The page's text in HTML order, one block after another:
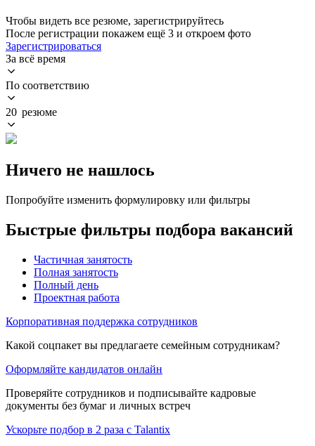
Чтобы видеть все резюме, зарегистрируйтесь
После регистрации покажем ещё 3 и откроем фото
Зарегистрироваться
За всё время
По соответствию
20 резюме
Ничего не нашлось
Попробуйте изменить формулировку или фильтры
Быстрые фильтры подбора вакансий
Частичная занятость
Полная занятость
Полный день
Проектная работа
Корпоративная поддержка сотрудников
Какой соцпакет вы предлагаете семейным сотрудникам?
Оформляйте кандидатов онлайн
Проверяйте сотрудников и подписывайте кадровые
документы без бумаг и личных встреч
Ускорьте подбор в 2 раза с Talantix